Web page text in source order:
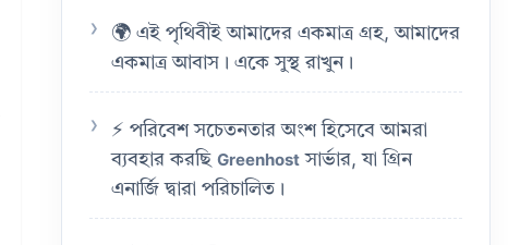
🌍 এই পৃথিবীই আমাদের একমাত্র গ্রহ, আমাদের
একমাত্র আবাস। একে সুস্থ রাখুন।
⚡ পরিবেশ সচেতনতার অংশ হিসেবে আমরা
ব্যবহার করছিGreenhost সার্ভার, যা গ্রিন
এনার্জি দ্বারা পরিচালিত।